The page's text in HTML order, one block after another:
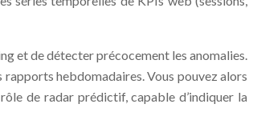
et de détecter précocement les anomalies.
rapports hebdomadaires. Vous pouvez alors
de radar prédictif, capable d’indiquer la